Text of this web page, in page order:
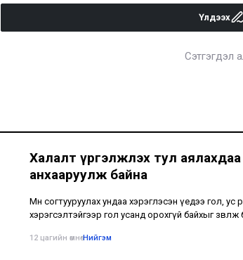
Үлдээх
Сэтгэгдэл
Халалт үргэлжлэх тул
анхааруулж байна
Мөн согтууруулах ундаа хэрэглэсэн үедээ гол, ус
хэрэгсэлтэйгээр гол усанд орохгүй байхыг зөвлөж
12 цагийн өмнө•Нийгэм